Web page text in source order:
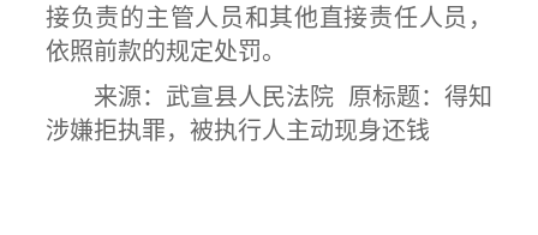
接负责的主管人员和其他直接责任人员，
依照前款的规定处罚。
来源：武宣县人民法院 原标题： 得知
涉嫌拒执罪，被执行人主动现身还钱